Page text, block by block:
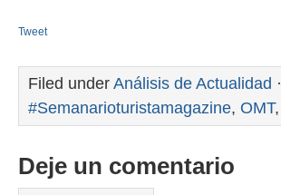
Tweet
Filed under Análisis de Actualidad
#Semanarioturistamagazine, OMT,
Deje un comentario